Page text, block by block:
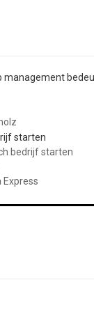
management
starten
bedrijf starten
Express